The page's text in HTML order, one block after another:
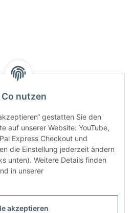
IhrerDatenschutzerklärungregelmäßig und
zu Ihrem Produktsortiment per E-Mail zu.
nutzen
gestatten Sie den
auf unserer Website: YouTube,
Express Checkout und
die Einstellung jederzeit ändern
unten). Weitere Details finden
in unserer
akzeptieren